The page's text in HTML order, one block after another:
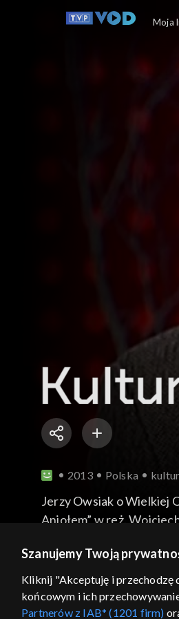
Kulturalni
2013 Polska
Jerzy Owsiak o Wielkiej
Aniołem” w reż.
Sezony i odcinki
Moja
Szanujemy Twoją
Kliknij "Akceptuję i przechodzę
końcowym i ich
Partnerów z IAB* (1201 firm)